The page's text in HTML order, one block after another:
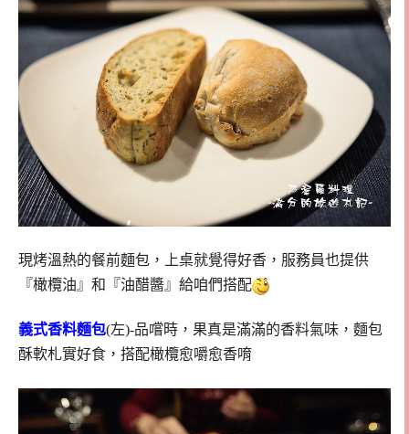
現烤溫熱的餐前麵包，上桌就覺得好香，服務員也提供
『橄欖油』和『油醋醬』給咱們搭配
義式香料麵包(左)-品嚐時，果真是滿滿的香料氣味，麵包
酥軟札實好食，搭配橄欖愈嚼愈香唷